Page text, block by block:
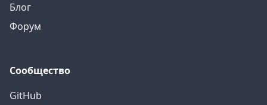
Блог
Форум
Сообщество
GitHub